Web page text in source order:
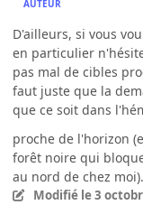
AUTEUR
D'ailleurs, si vous
en particulier
pas mal de cibles
faut juste que la
que ce soit dans
proche de l'horizon
forêt noire qui
au nord de chez moi).
Modifié le 3